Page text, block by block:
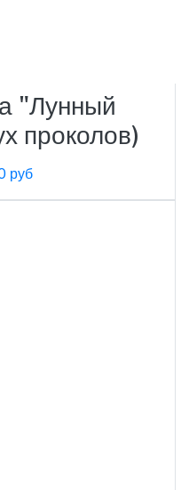
"Лунный
проколов)
руб